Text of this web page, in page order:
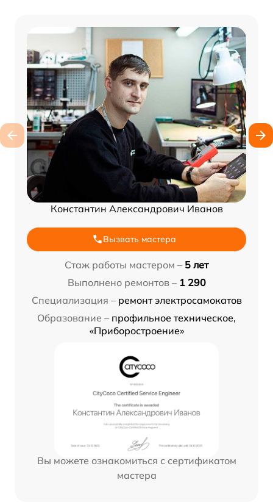
Константин Александрович Иванов
Вызвать мастера
Стаж работы мастером – 5 лет
Выполнено ремонтов – 1 290
Специализация – ремонт электросамокатов
Образование – профильное техническое,
«Приборостроение»
Вы можете ознакомиться с сертификатом
мастера